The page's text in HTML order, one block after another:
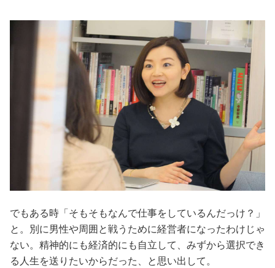
でもある時「そもそもなんで仕事をしているんだっけ？」
と。別に男性や周囲と戦うために経営者になったわけじゃ
ない。精神的にも経済的にも自立して、みずから選択でき
る人生を送りたいからだった、と思い出して。